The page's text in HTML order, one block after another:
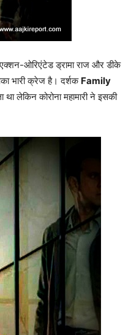
ओरिएंटेड ड्रामा राज और डीके
भारी क्रेज है। दर्शक Family
लेकिन कोरोना महामारी ने इसकी